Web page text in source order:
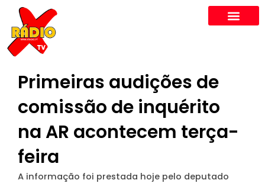
content
Primeiras audições de
comissão de inquérito
na AR acontecem terça-
feira
A informação foi prestada hoje pelo deputado